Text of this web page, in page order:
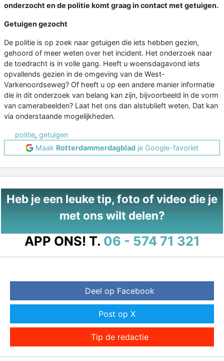
onderzocht en de politie komt graag in contact met getuigen.
Getuigen gezocht
De politie is op zoek naar getuigen die iets hebben gezien,
gehoord of meer weten over het incident. Het onderzoek naar
de toedracht is in volle gang. Heeft u woensdagavond iets
opvallends gezien in de omgeving van de West-
Varkenoordseweg? Of heeft u op een andere manier informatie
die in dit onderzoek van belang kan zijn, bijvoorbeeld in de vorm
van camerabeelden? Laat het ons dan alstublieft weten. Dat kan
via onderstaande mogelijkheden.
politie, getuigen
Maak Rotterdammerdagblad je Google-favoriet
Heb je een leuke tip, foto of video die je
met ons wilt delen?
APP ONS! T. 06 - 574 71 321
Deel op Facebook
Post op X
Tip de redactie